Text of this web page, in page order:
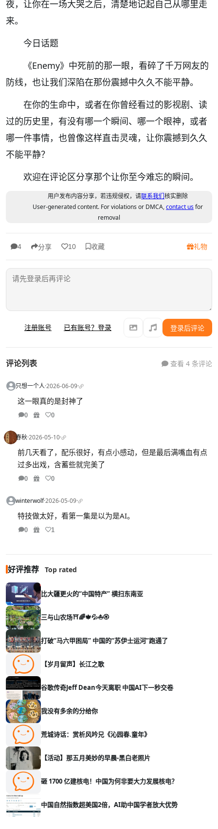
夜，让你在一场大哭之后，清楚地记起自己从哪里走
来。
今日话题
《Enemy》中死前的那一眼，看碎了千万网友的
防线，也让我们深陷在那份震撼中久久不能平静。
在你的生命中，或者在你曾经看过的影视剧、读
过的历史里，有没有哪一个瞬间、哪一个眼神，或者
哪一件事情，也曾像这样直击灵魂，让你震撼到久久
不能平静？
欢迎在评论区分享那个让你至今难忘的瞬间。
用户发布内容分享，若违规侵权，请联系我们核实删除
User-generated content. For violations or DMCA,contact usfor
removal
4 分享 10 收藏 礼物
注册账号 已有账号？登录 登录后评论
评论列表 查看 4 条评论
只想一个人·2026-06-09·
这一眼真的是封神了
0 0
春秋·2026-05-10·
前几天看了，配乐很好，有点小感动，但是最后满嘴血有点
过多出戏，含蓄些就完美了
0 0
winterwolf·2026-05-09·
特技做太好，看第一集是以为是AI。
0 1
好评推荐 Top rated
比大疆更火的“中国特产” 横扫东南亚
三与山农场⛩️🌈🍁💦⛵🏵️
打破“马六甲困局” 中国的“苏伊士运河”跑通了
【岁月留声】长江之歌
谷歌传奇Jeff Dean今天离职 中国AI下一秒交卷
我没有多余的分给你
荒城诗话：赏析风吟兄《沁园春.童年》
【活动】那五月美妙的早晨-黑白老照片
砸 1700 亿建核电！中国为何非要大力发展核电？
中国自然指数超美国2倍，AI助中国学者放大优势